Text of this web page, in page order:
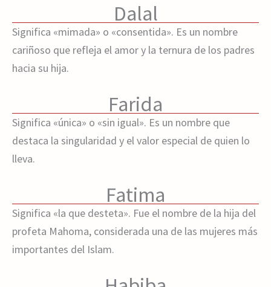
Dalal
Significa «mimada» o «consentida». Es un nombre
cariñoso que refleja el amor y la ternura de los padres
hacia su hija.
Farida
Significa «única» o «sin igual». Es un nombre que
destaca la singularidad y el valor especial de quien lo
lleva.
Fatima
Significa «la que desteta». Fue el nombre de la hija del
profeta Mahoma, considerada una de las mujeres más
importantes del Islam.